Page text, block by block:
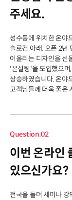
주세요.
성수동에 위치한 온
슬로건 아래, 오픈 2년
어울리는 디자인을 선
'온설팅'을 도입했으며
상승하였습니다. 온야
고객님들께 더욱 좋은
Question.02
이번 온라인
있으신가요?
전국을 돌며 세미나